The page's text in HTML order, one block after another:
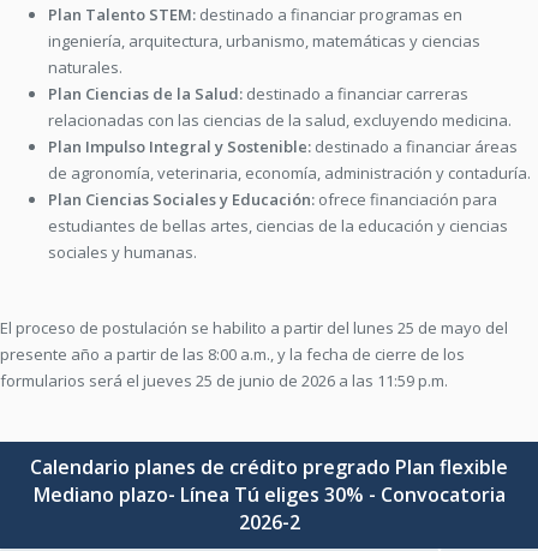
Plan Talento STEM: destinado a financiar programas en
ingeniería, arquitectura, urbanismo, matemáticas y ciencias
naturales.
Plan Ciencias de la Salud: destinado a financiar carreras
relacionadas con las ciencias de la salud, excluyendo medicina.
Plan Impulso Integral y Sostenible: destinado a financiar áreas
de agronomía, veterinaria, economía, administración y contaduría.
Plan Ciencias Sociales y Educación: ofrece financiación para
estudiantes de bellas artes, ciencias de la educación y ciencias
sociales y humanas.
El proceso de postulación se habilito a partir del lunes 25 de mayo del
presente año a partir de las 8:00 a.m., y la fecha de cierre de los
formularios será el jueves 25 de junio de 2026 a las 11:59 p.m.
Calendario planes de crédito pregrado Plan flexible
Mediano plazo- Línea Tú eliges 30% - Convocatoria
2026-2